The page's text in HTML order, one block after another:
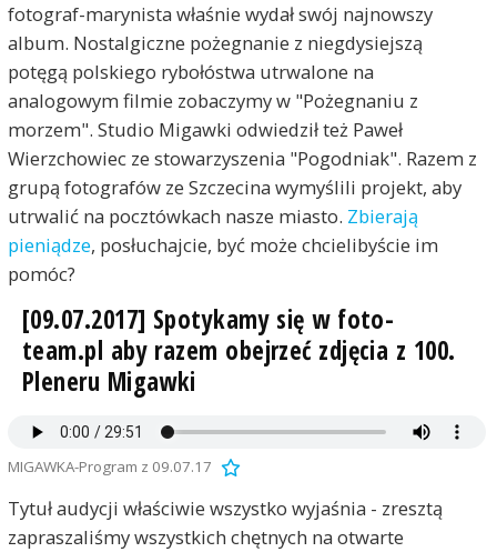
fotograf-marynista właśnie wydał swój najnowszy
album. Nostalgiczne pożegnanie z niegdysiejszą
potęgą polskiego rybołóstwa utrwalone na
analogowym filmie zobaczymy w "Pożegnaniu z
morzem". Studio Migawki odwiedził też Paweł
Wierzchowiec ze stowarzyszenia "Pogodniak". Razem z
grupą fotografów ze Szczecina wymyślili projekt, aby
utrwalić na pocztówkach nasze miasto. Zbierają
pieniądze, posłuchajcie, być może chcielibyście im
pomóc?
[09.07.2017] Spotykamy się w foto-
team.pl aby razem obejrzeć zdjęcia z 100.
Pleneru Migawki
MIGAWKA-Program z 09.07.17
Tytuł audycji właściwie wszystko wyjaśnia - zresztą
zapraszaliśmy wszystkich chętnych na otwarte